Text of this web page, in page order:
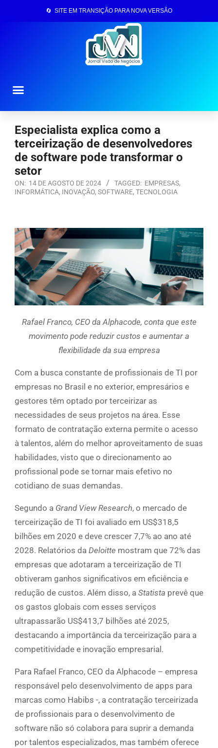
🔄 SITE EM TRANSIÇÃO PARA NOVA VERSÃO
Especialista explica como a
terceirização de desenvolvedores
de software pode transformar o
setor
ON: 14 DE AGOSTO DE 2024 TAGGED: EMPRESAS,
INFORMÁTICA, INOVAÇÃO, SOFTWARE, TECNOLOGIA
Rafael Franco, CEO da Alphacode, conta que este
movimento pode reduzir custos e aumentar a
flexibilidade da sua empresa
Com a busca constante de profissionais de TI por
empresas no Brasil e no exterior, empresários e
gestores têm optado por terceirizar as
necessidades de seus projetos na área. Esse
formato de contratação externa permite o acesso
à talentos, além do melhor aproveitamento de suas
habilidades, visto que o direcionamento ao
profissional pode se tornar mais efetivo no
cotidiano de suas demandas.
Segundo a Grand View Research, o mercado de
terceirização de TI foi avaliado em US$318,5
bilhões em 2020 e deve crescer 7,7% ao ano até
2028. Relatórios da Deloitte mostram que 72% das
empresas que adotaram a terceirização de TI
obtiveram ganhos significativos em eficiência e
redução de custos. Além disso, a Statista prevê que
os gastos globais com esses serviços
ultrapassarão US$413,7 bilhões até 2025,
destacando a importância da terceirização para a
competitividade e inovação empresarial.
Para Rafael Franco, CEO da Alphacode – empresa
responsável pelo desenvolvimento de apps para
marcas como Habibs -, a contratação terceirizada
de profissionais para o desenvolvimento de
software não só colabora para suprir a demanda
por talentos especializados, mas também oferece